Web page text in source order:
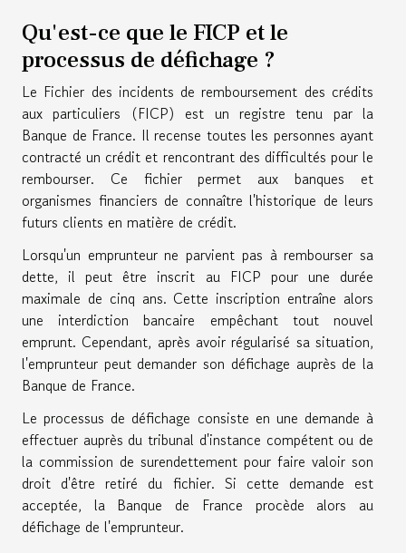
Qu'est-ce que le FICP et le
processus de défichage ?
Le Fichier des incidents de remboursement des crédits
aux particuliers (FICP) est un registre tenu par la
Banque de France. Il recense toutes les personnes ayant
contracté un crédit et rencontrant des difficultés pour le
rembourser. Ce fichier permet aux banques et
organismes financiers de connaître l'historique de leurs
futurs clients en matière de crédit.
Lorsqu'un emprunteur ne parvient pas à rembourser sa
dette, il peut être inscrit au FICP pour une durée
maximale de cinq ans. Cette inscription entraîne alors
une interdiction bancaire empêchant tout nouvel
emprunt. Cependant, après avoir régularisé sa situation,
l'emprunteur peut demander son défichage auprès de la
Banque de France.
Le processus de défichage consiste en une demande à
effectuer auprès du tribunal d'instance compétent ou de
la commission de surendettement pour faire valoir son
droit d'être retiré du fichier. Si cette demande est
acceptée, la Banque de France procède alors au
défichage de l'emprunteur.